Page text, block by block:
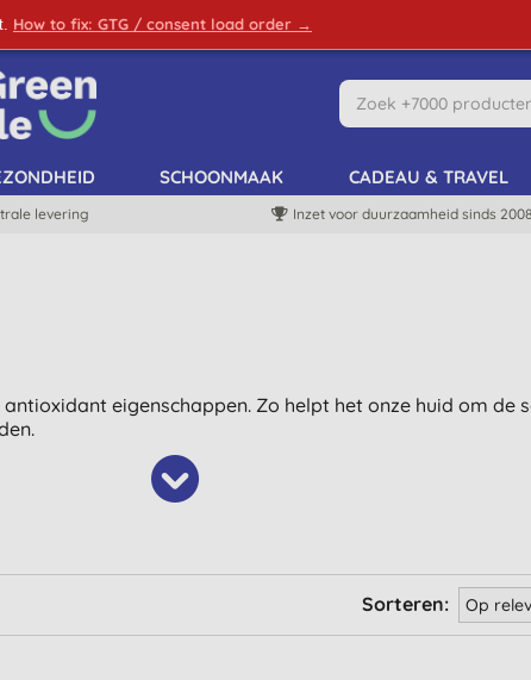
How to fix: GTG / consent load order →
SCHOONMAAK CADEAU & TRAVEL
levering Inzet voor duurzaamheid sinds 2008
eigenschappen. Zo helpt het onze huid om de
Sorteren: